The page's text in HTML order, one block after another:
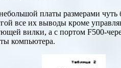
платы размерами
все их выводы кроме
вилки, а с портом F500-
компьютера.